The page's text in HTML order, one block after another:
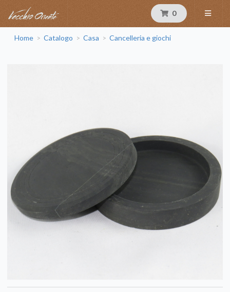
0
Home > Catalogo > Casa > Cancelleria e giochi